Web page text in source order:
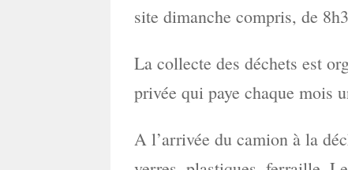
site dimanche compris, de
La collecte des déchets est
privée qui paye chaque mois
A l’arrivée du camion à la